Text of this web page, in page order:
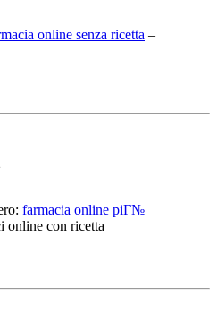
online senza ricetta –
farmacia online piГ№
online con ricetta